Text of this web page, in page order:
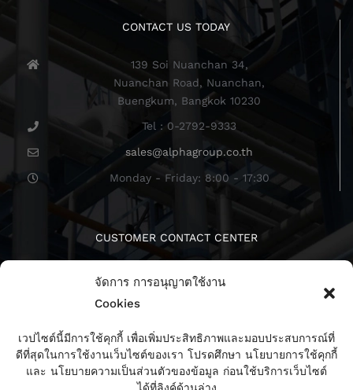
จัดการ การอนุญาตใช้งาน
Cookies
เวปไซต์นี้มีการใช้คุกกี้ เพื่อเพิ่มประสิทธิภาพและมอบประสบการณ์ที่
ดีที่สุดในการใช้งานเว็บไซต์ของเรา โปรดศึกษา นโยบายการใช้คุกกี้
และ นโยบายความเป็นส่วนตัวของข้อมูล ก่อนใช้บริการเว็บไซต์
CONTACT US TODAY
139 Soi Nuanchan 34,
Nuanchan Road, Nuanchan,
Buengkum, Bangkok 10230
Tel : 0-2792-9333
sales@alphagroup.co.th
Monday - Friday: 8:00 - 17:30
CUSTOMER CONTACT CENTER
ติดตามเรา